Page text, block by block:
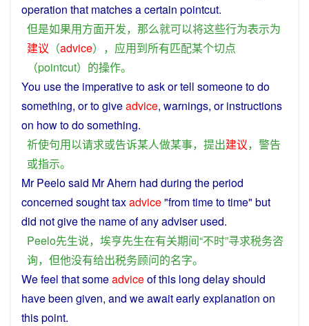
operation that matchesacertain pointcut.
但是如果用方面开发， 那么就可以将这些行为表示为
建议 （advice）， 应用到所有匹配某个切点
（pointcut） 的操作。
You use the imperativetoaskortell someonetodo
something, ortogiveadvice, warnings, or instructions
on how todosomething.
祈使句用以请求或告诉某人做某事， 提出建议， 警告
或指示。
MrPeelosaid MrAhern had during theperiod
concerned soughttaxadvice"fromtimetotime" but
did not give the nameofanyadviserused.
Peelo先生说， 埃亨先生在有关期间“不时”寻求税务咨
询， 但他没有给出税务顾问的名字。
Wefeel thatsomeadviceofthis long delayshould
havebeen given, and weawaitearlyexplanation on
thispoint.